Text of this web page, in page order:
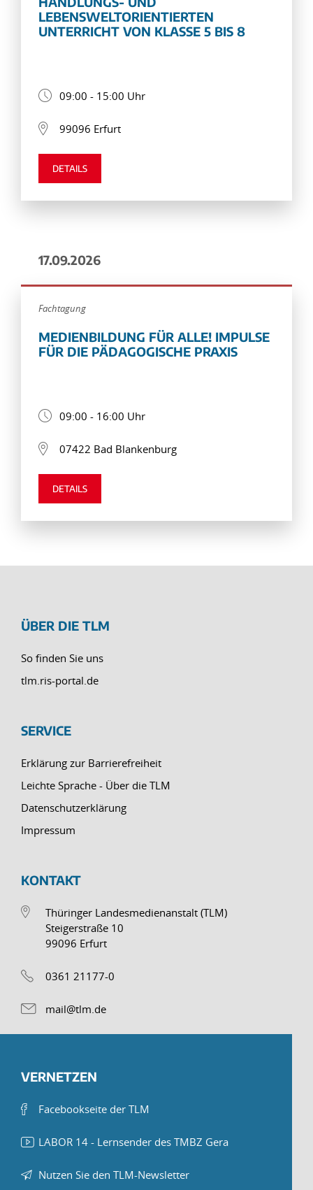
LEBENSWELTORIENTIERTEN
UNTERRICHT VON KLASSE 5 BIS 8
09:00 - 15:00 Uhr
99096 Erfurt
DETAILS
17.09.2026
Fachtagung
MEDIENBILDUNG FÜR ALLE! IMPULSE
FÜR DIE PÄDAGOGISCHE PRAXIS
09:00 - 16:00 Uhr
07422 Bad Blankenburg
DETAILS
ÜBER DIE TLM
So finden Sie uns
tlm.ris-portal.de
SERVICE
Erklärung zur Barrierefreiheit
Leichte Sprache - Über die TLM
Datenschutzerklärung
Impressum
KONTAKT
Thüringer Landesmedienanstalt (TLM)
Steigerstraße 10
99096 Erfurt
0361 21177-0
mail@tlm.de
VERNETZEN
Facebookseite der TLM
LABOR 14 - Lernsender des TMBZ Gera
Nutzen Sie den TLM-Newsletter